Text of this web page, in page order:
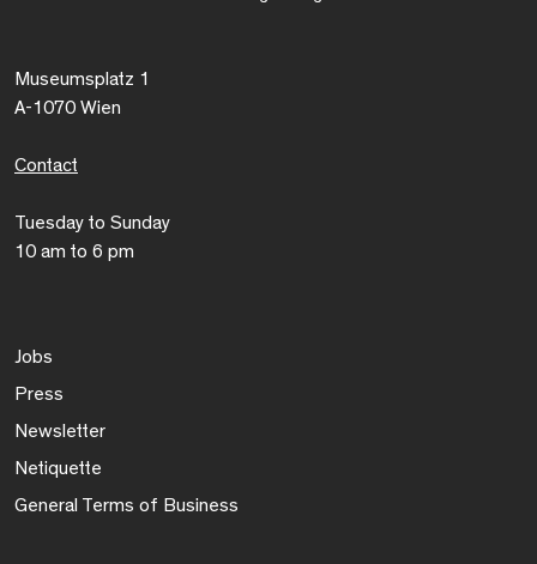
Museumsplatz 1
A-1070 Wien
Contact
Tuesday to Sunday
10 am to 6 pm
Jobs
Press
Newsletter
Netiquette
General Terms of Business